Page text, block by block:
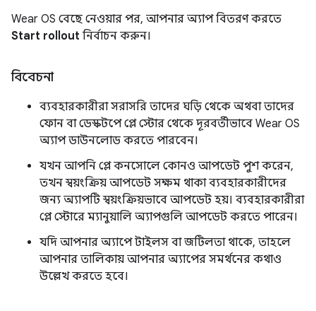
Wear OS বেছে নেওয়ার পর, আপনার অ্যাপ বিতরণ করতে
Start rollout নির্বাচন করুন।
বিবেচনা
ব্যবহারকারীরা সরাসরি তাদের ঘড়ি থেকে অথবা তাদের
ফোন বা ডেস্কটপে প্লে স্টোর থেকে দূরবর্তীভাবে Wear OS
অ্যাপ ডাউনলোড করতে পারবেন।
যখন আপনি প্লে কনসোলে কোনও আপডেট পুশ করেন,
তখন স্বয়ংক্রিয় আপডেট সক্ষম থাকা ব্যবহারকারীদের
জন্য অ্যাপটি স্বয়ংক্রিয়ভাবে আপডেট হয়। ব্যবহারকারীরা
প্লে স্টোরে ম্যানুয়ালি অ্যাপগুলি আপডেট করতে পারেন।
যদি আপনার অ্যাপে টাইলস বা জটিলতা থাকে, তাহলে
আপনার তালিকায় আপনার অ্যাপের সমর্থনের কথাও
উল্লেখ করতে হবে।